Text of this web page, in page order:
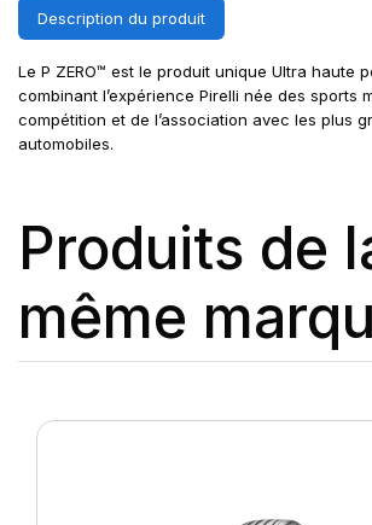
Description du produit
Le P ZERO™ est le produit unique Ultra haute
combinant l’expérience Pirelli née des sports
compétition et de l’association avec les plus
automobiles.
Produits de
même